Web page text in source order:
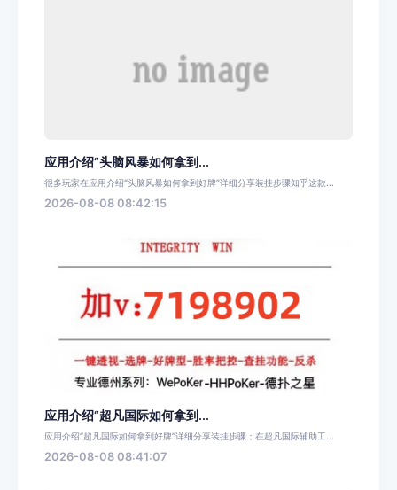
应用介绍“头脑风暴如何拿到...
很多玩家在应用介绍“头脑风暴如何拿到好牌”详细分享装挂步骤知乎这款...
2026-08-08 08:42:15
应用介绍“超凡国际如何拿到...
应用介绍“超凡国际如何拿到好牌”详细分享装挂步骤；在超凡国际辅助工...
2026-08-08 08:41:07